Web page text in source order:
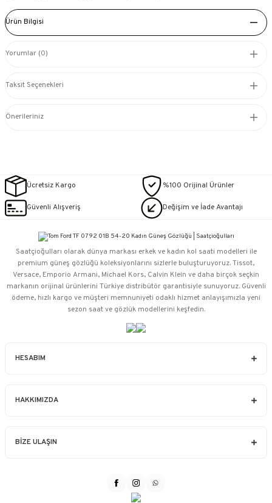
Ürün Bilgisi
Yorumlar (0)
Taksit Seçenekleri
Önerileriniz
Ücretsiz Kargo %100 Orijinal Ürünler
Güvenli Alışveriş Değişim ve İade Avantajı
HESABIM
HAKKIMIZDA
BİZE ULAŞIN
Saatçioğulları⁠ olarak dünya markası erkek ve kadın kol saati modelleri ile
premium güneş gözlüğü koleksiyonlarını sizlerle buluşturuyoruz. Tissot,
Versace, Emporio Armani, Michael Kors, Calvin Klein ve daha birçok seçkin
markanın orijinal ürünlerini Türkiye distribütör garantisiyle sunuyoruz. Güvenli
ödeme, hızlı kargo ve müşteri memnuniyeti odaklı hizmet anlayışımızla yeni
sezon saat ve gözlük modellerini keşfedin.